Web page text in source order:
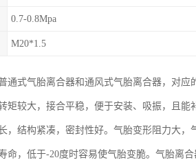
0.7-0.8Mpa
M20*1.5
通式气胎离合器和通风式气胎离合器，对
矩较大，接合平稳，便于安装、吸振，且
，结构紧凑，密封性好。气胎变形阻力大
命，低于-20度时容易使气胎变脆。气胎离